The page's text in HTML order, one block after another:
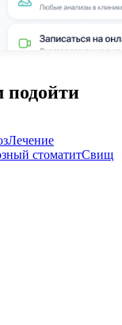
подойти
Лечение
стоматитСвищ